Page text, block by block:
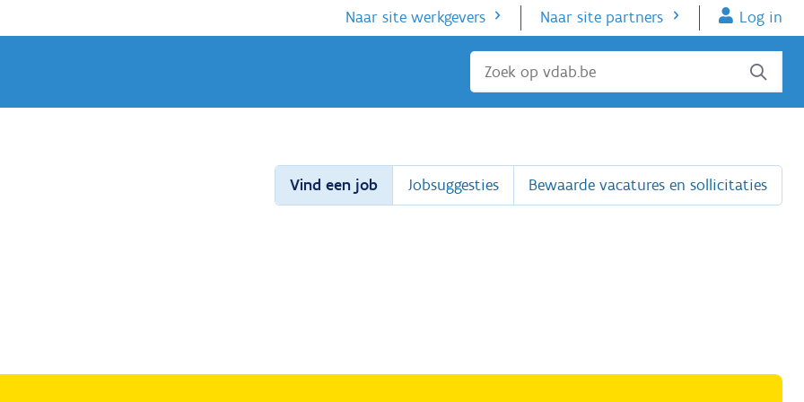
Naar site werkgevers Naar site partners Log in
Sluiten
Vind een job Jobsuggesties Bewaarde vacatures en sollicitaties